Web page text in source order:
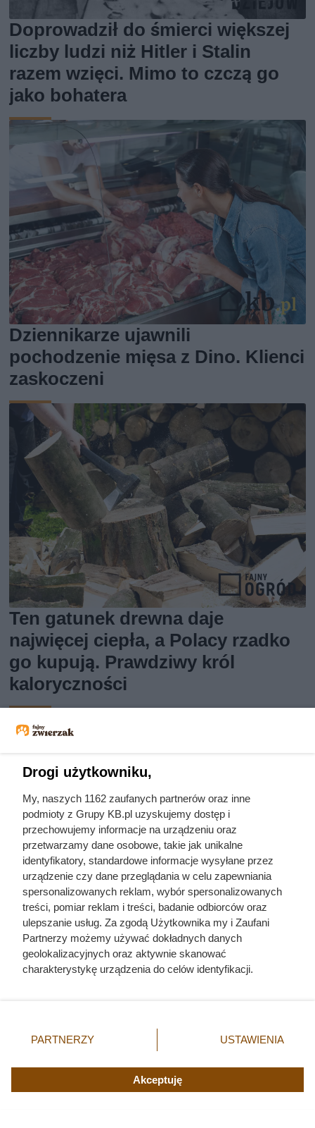
Doprowadził do śmierci większej
liczby ludzi niż Hitler i Stalin
razem wzięci. Mimo to czczą go
jako bohatera
Dziennikarze ujawnili
pochodzenie mięsa z Dino. Klienci
zaskoczeni
Ten gatunek drewna daje
najwięcej ciepła, a Polacy rzadko
go kupują. Prawdziwy król
kaloryczności
W szkole mówili o wielkiej miłości.
cyniczna
Drogi użytkowniku,
My, naszych 1162 zaufanych partnerów oraz inne
podmioty z Grupy KB.pl uzyskujemy dostęp i
przechowujemy informacje na urządzeniu oraz
przetwarzamy dane osobowe, takie jak unikalne
identyfikatory, standardowe informacje wysyłane przez
urządzenie czy dane przeglądania w celu zapewniania
spersonalizowanych reklam, wybór spersonalizowanych
treści, pomiar reklam i treści, badanie odbiorców oraz
ulepszanie usług. Za zgodą Użytkownika my i Zaufani
Partnerzy możemy używać dokładnych danych
geolokalizacyjnych oraz aktywnie skanować
charakterystykę urządzenia do celów identyfikacji.
zmienić/wycofać klikając przycisk ustawień prywatności
znajdujący się w lewym dolnym rogu strony. Niektóre
użytkownika, ale masz prawo sprzeciwić się takiemu
przetwarzaniu. Preferencje będą miały zastosowania tylko
PARTNERZY USTAWIENIA
Akceptuję